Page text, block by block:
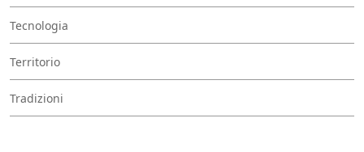
Tecnologia
Territorio
Tradizioni